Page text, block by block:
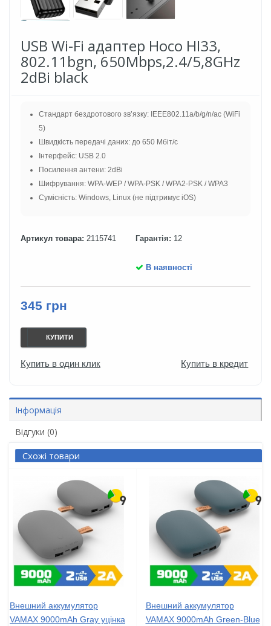
USB Wi-Fi адаптер Hoco HI33,
802.11bgn, 650Mbps,2.4/5,8GHz
2dBi black
Стандарт бездротового зв’язку: IEEE802.11a/b/g/n/ac (WiFi
5)
Швидкість передачі даних: до 650 Мбіт/с
Інтерфейс: USB 2.0
Посилення антени: 2dBi
Шифрування: WPA-WEP / WPA-PSK / WPA2-PSK / WPA3
Сумісність: Windows, Linux (не підтримує iOS)
Артикул товара: 2115741 Гарантія: 12
В наявності
345 грн
КУПИТИ
Купить в один клик Купить в кредит
Інформація
Відгуки (0)
Схожі товари
Внешний аккумулятор
VAMAX 9000mAh Gray уцінка
Внешний аккумулятор
VAMAX 9000mAh Green-Blue